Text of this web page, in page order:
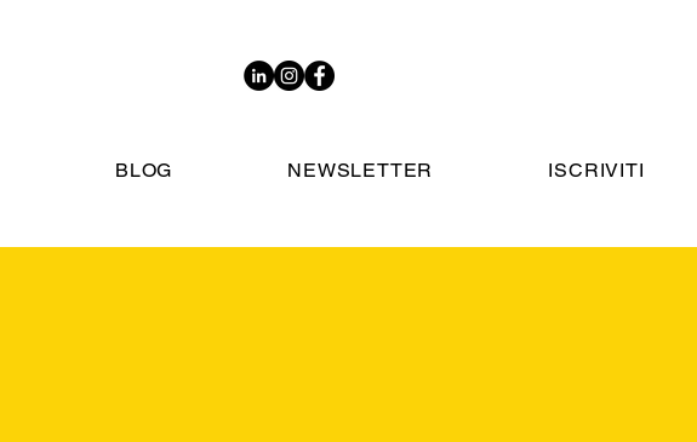
BLOG NEWSLETTER ISCRIVITI